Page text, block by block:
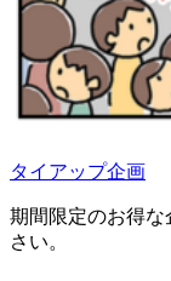
タイアップ企画
期間限定のお得
さい。